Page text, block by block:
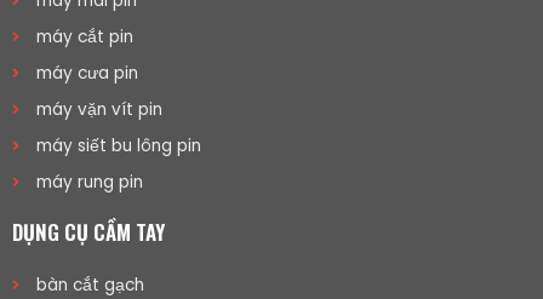
máy cắt pin
máy cưa pin
máy vặn vít pin
máy siết bu lông pin
máy rung pin
DỤNG CỤ CẦM TAY
bàn cắt gạch